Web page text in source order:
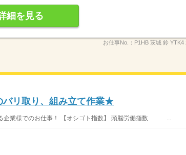
細を見る
お仕事No.： P1HB 茨城 鈴 YTK4
バリ取り、組み立て作業★
企業様でのお仕事！ 【オシゴト指数】 頭脳労働指数 ...